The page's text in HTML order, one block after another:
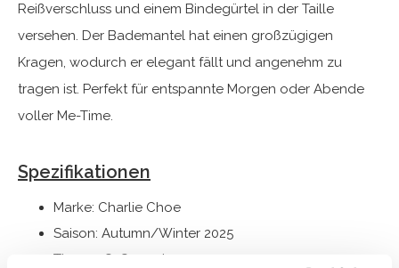
Reißverschluss und einem Bindegürtel in der Taille
versehen. Der Bademantel hat einen großzügigen
Kragen, wodurch er elegant fällt und angenehm zu
tragen ist. Perfekt für entspannte Morgen oder Abende
voller Me-Time.
Spezifikationen
Marke: Charlie Choe
Saison: Autumn/Winter 2025
Thema: O-Cozy days